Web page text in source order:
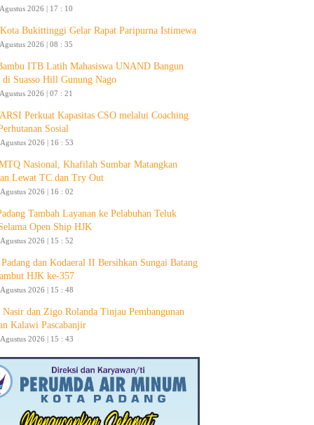
2026 | 17 : 10
Bukittinggi Gelar Rapat Paripurna Istimewa
2026 | 08 : 35
ITB Latih Mahasiswa UNAND Bangun
di Suasso Hill Gunung Nago
2026 | 07 : 21
Perkuat Kapasitas CSO melalui Coaching
Sosial
2026 | 16 : 53
Nasional, Khafilah Sumbar Matangkan
Lewat TC dan Try Out
2026 | 16 : 02
Tambah Layanan ke Pelabuhan Teluk
Open Ship HJK
2026 | 15 : 52
dan Kodaeral II Bersihkan Sungai Batang
HJK ke-357
2026 | 15 : 48
Nasir dan Zigo Rolanda Tinjau Pembangunan
Kalawi Pascabanjir
2026 | 15 : 43